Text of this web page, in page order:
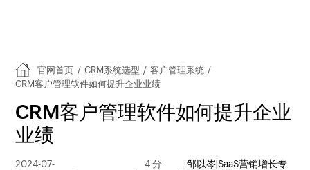
官网首页 / CRM系统选型 / 客户管理系统 /
CRM客户管理软件如何提升企业业绩
CRM客户管理软件如何提升企业
业绩
2024-07-
4 分
邹以岑|SaaS营销增长专